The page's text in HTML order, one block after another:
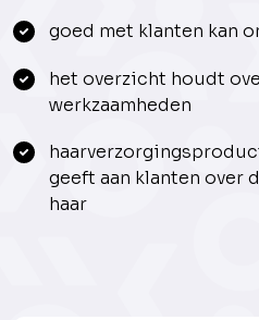
goed met klanten kan
het overzicht houdt
werkzaamheden
geeft aan klanten over
haar